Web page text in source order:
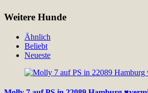
Weitere Hunde
Ähnlich
Beliebt
Neueste